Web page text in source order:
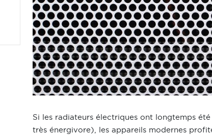
Si les radiateurs électriques ont longtemps
très énergivore), les appareils modernes